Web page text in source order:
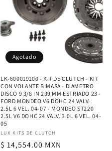
Agotado
LK-600019100 - KIT DE CLUTCH - KIT
CON VOLANTE BIMASA - DIAMETRO
DISCO 9 3/8 IN 239 MM ESTRIADO 23 -
FORD MONDEO V6 DOHC 24 VALV.
2.5L 6 VEL. 04-07 - MONDEO ST220
2.5L V6 DOHC 24 VALV. 3.0L 6 VEL. 04-
05
Proveedor:
LUK KITS DE CLUTCH
Precio
$ 14,554.00 MXN